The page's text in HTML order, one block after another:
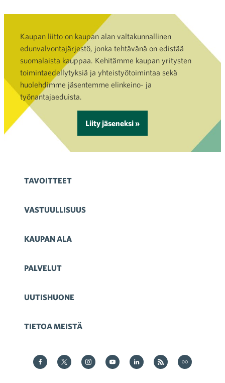
Kaupan liitto on kaupan alan valtakunnallinen
edunvalvontajärjestö, jonka tehtävänä on edistää
suomalaista kauppaa. Kehitämme kaupan yritysten
toimintaedellytyksiä ja yhteistyötoimintaa sekä
huolehdimme jäsentemme elinkeino- ja
työnantajaeduista.
Liity jäseneksi »
TAVOITTEET
VASTUULLISUUS
KAUPAN ALA
PALVELUT
UUTISHUONE
TIETOA MEISTÄ
Kauppa Facebookissa
Kauppa Twitterissä
Kauppa on Instagram
Kauppa YouTubesssa
Kauppa LinkedInissä
Kauppa on RSS